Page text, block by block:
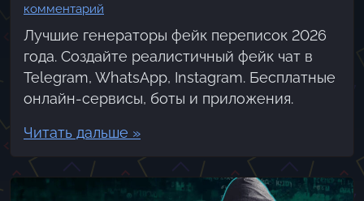
комментарий
Лучшие генераторы фейк переписок 2026
года. Создайте реалистичный фейк чат в
Telegram, WhatsApp, Instagram. Бесплатные
онлайн-сервисы, боты и приложения.
Читать дальше »